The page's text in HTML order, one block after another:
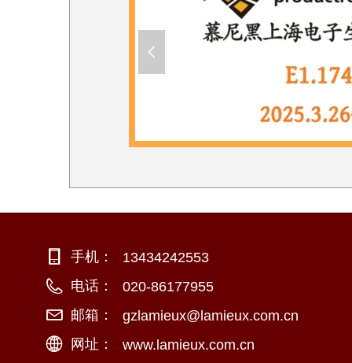
手机：
+886-2-26981766
电话：
+886-920896068
邮箱：
george@lamieux.com.tw
网址：
www.example.xxx
13434242553
020-86177955
gzlamieux@lamieux.com.cn
www.lamieux.com.cn
넳